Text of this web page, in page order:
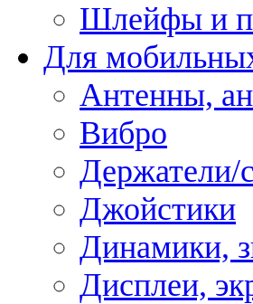
Шлейфы и
Для
Антенны,
Вибро
Держатели/
Джойстики
Динамики,
Дисплеи,